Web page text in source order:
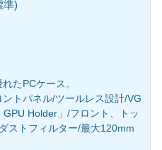
準)
たPCケース。
トパネル/ツールレス設計/VG
Holder」/フロント、トッ
ストフィルター/最大120mm